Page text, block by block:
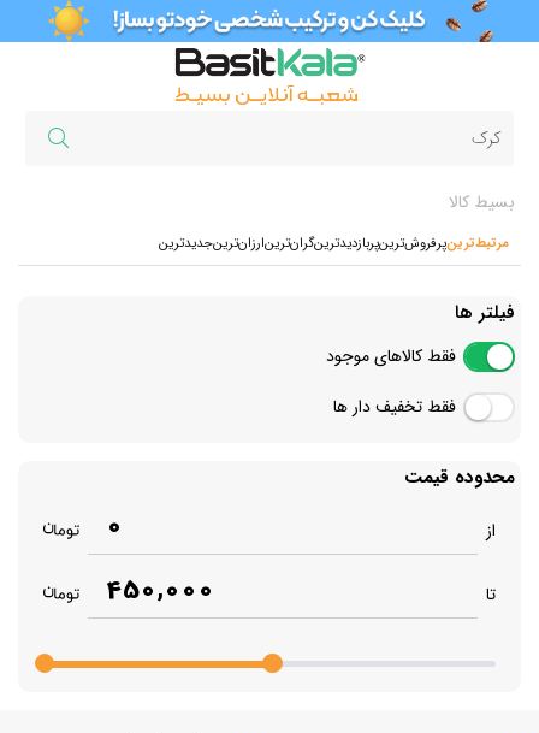
بسیط کالا
مرتبط‌ترینپرفروش‌ترین‌پربازدیدترینگران‌ترینارزان‌ترینجدیدترین
فیلتر ها
فقط کالاهای موجود
فقط تخفیف دار ها
محدوده قیمت
از 0
تا 450,000